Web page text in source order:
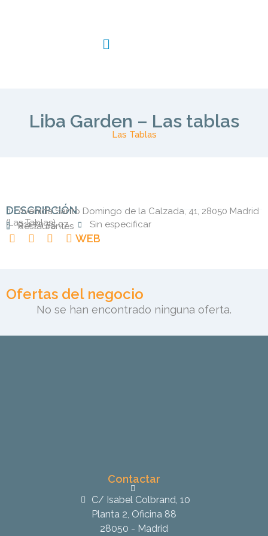
Liba Garden – Las tablas
Las Tablas
DESCRIPCIÓN
Avenida Santo Domingo de la Calzada, 41, 28050 Madrid
(Las Tablas)
911 70 35 07 Sin especificar
Restaurantes
WEB
Ofertas del negocio
No se han encontrado ninguna oferta.
Contactar
C/ Isabel Colbrand, 10
Planta 2, Oficina 88
28050 - Madrid